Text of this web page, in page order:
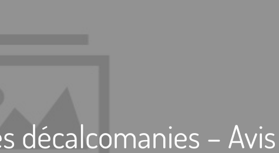
décalcomanies –